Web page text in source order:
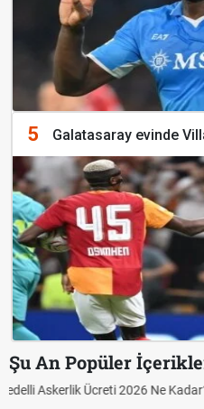
5 Galatasaray evinde
Şu An Popüler
Hazırlık Maçı ve Dostluk